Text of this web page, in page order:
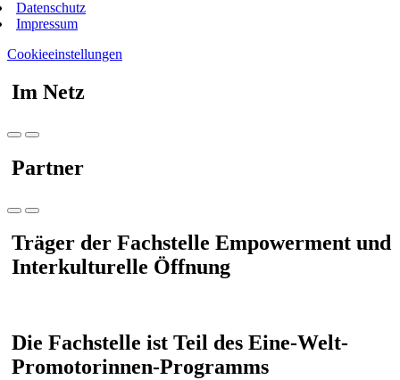
Datenschutz
Impressum
Cookieeinstellungen
Im Netz
Partner
Träger der Fachstelle Empowerment und
Interkulturelle Öffnung
Die Fachstelle ist Teil des Eine-Welt-
Promotorinnen-Programms